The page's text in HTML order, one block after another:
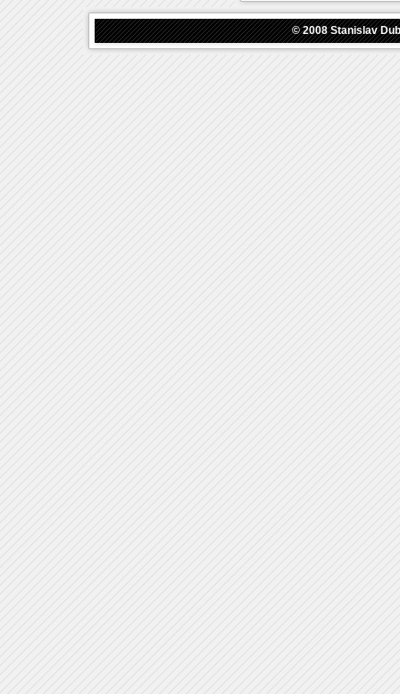
© 2008Stanislav